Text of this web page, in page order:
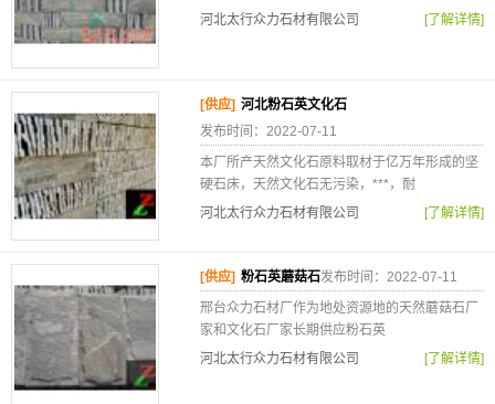
河北太行众力石材有限公司
[了解详情]
[供应] 河北粉石英文化石
发布时间：2022-07-11
本厂所产天然文化石原料取材于亿万年形成的坚
硬石床，天然文化石无污染，***，耐
河北太行众力石材有限公司
[了解详情]
[供应] 粉石英蘑菇石发布时间：2022-07-11
邢台众力石材厂作为地处资源地的天然蘑菇石厂
家和文化石厂家长期供应粉石英
河北太行众力石材有限公司
[了解详情]